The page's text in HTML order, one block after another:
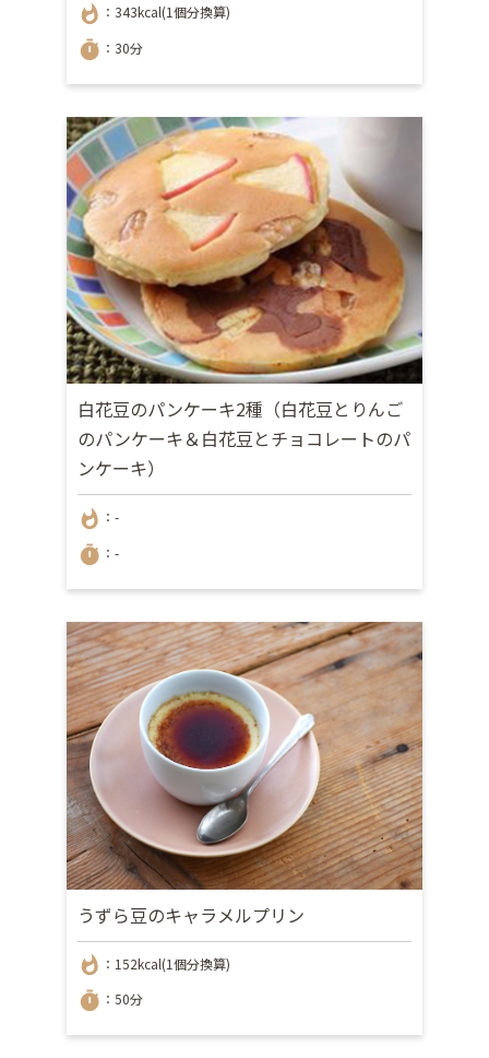
whatshot ：343kcal(1個分換算)
timer ：30分
白花豆のパンケーキ2種（白花豆とりんご
のパンケーキ＆白花豆とチョコレートのパ
ンケーキ）
whatshot ：-
timer ：-
うずら豆のキャラメルプリン
whatshot ：152kcal(1個分換算)
timer ：50分